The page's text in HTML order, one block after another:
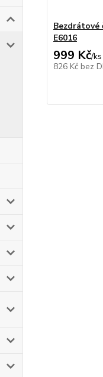
E6016
999 Kč/ks
826 Kč bez